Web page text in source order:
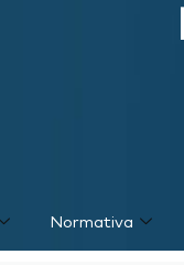
Normativa